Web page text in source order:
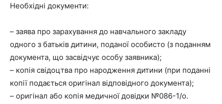
Необхідні документи:
– заява про зарахування до навчального закладу
одного з батьків дитини, поданої особисто (з поданням
документа, що засвідчує особу заявника);
– копія свідоцтва про народження дитини (при поданні
копії подається оригінал відповідного документа);
– оригінал або копія медичної довідки №086-1/о.